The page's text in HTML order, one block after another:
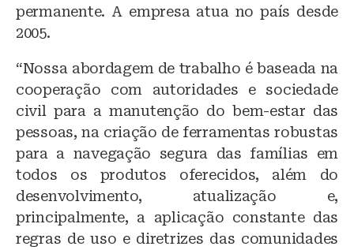
permanente. A empresa atua no país desde
2005.
“Nossa abordagem de trabalho é baseada na
cooperação com autoridades e sociedade
civil para a manutenção do bem-estar das
pessoas, na criação de ferramentas robustas
para a navegação segura das famílias em
todos os produtos oferecidos, além do
desenvolvimento, atualização e,
principalmente, a aplicação constante das
regras de uso e diretrizes das comunidades